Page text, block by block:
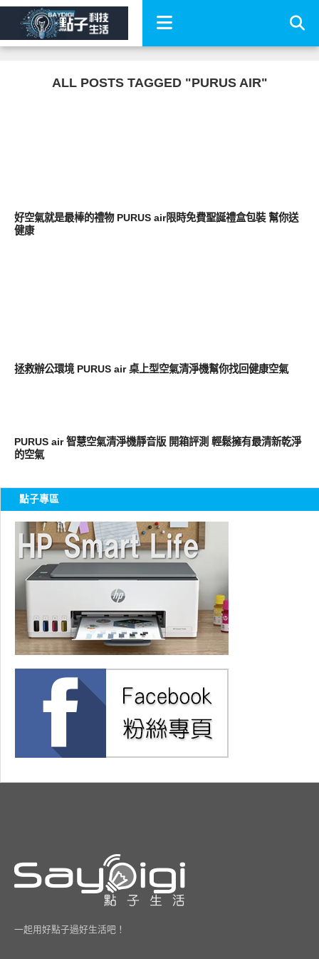
ALL POSTS TAGGED "PURUS AIR"
好空氣就是最棒的禮物 PURUS air限時免費聖誕禮盒包裝 幫你送
健康
拯救辦公環境 PURUS air 桌上型空氣清淨機幫你找回健康空氣
PURUS air 智慧空氣清淨機靜音版 開箱評測 輕鬆擁有最清新乾淨
的空氣
點子專區
一起用好點子過好生活吧！